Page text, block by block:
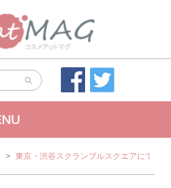
> 東京・渋谷スクランブルスクエアにて、